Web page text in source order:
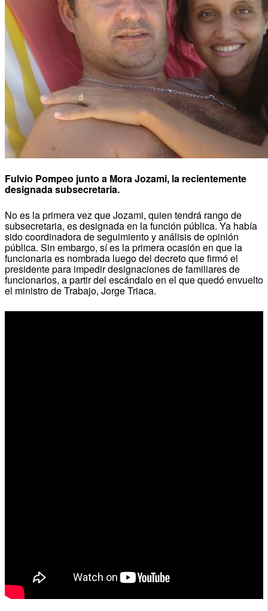
Fulvio Pompeo junto a Mora Jozami, la recientemente
designada subsecretaria.
No es la primera vez que Jozami, quien tendrá rango de
subsecretaria, es designada en la función pública. Ya había
sido coordinadora de seguimiento y análisis de opinión
pública. Sin embargo, sí es la primera ocasión en que la
funcionaria es nombrada luego del decreto que firmó el
presidente para impedir designaciones de familiares de
funcionarios, a partir del escándalo en el que quedó envuelto
el ministro de Trabajo, Jorge Triaca.